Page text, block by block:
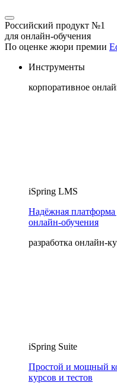
Российский продукт №1
для онлайн-обучения
По оценке жюри премии
Инструменты
корпоративное
iSpring LMS
Надёжная платформа
онлайн‑обучения
разработка онлайн-
iSpring Suite
Простой и мощный
курсов и тестов